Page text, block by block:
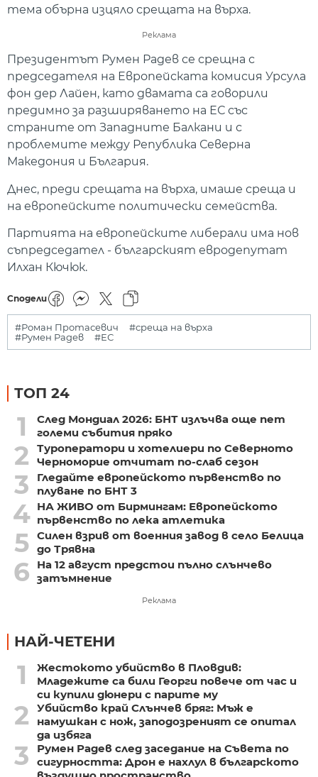
тема обърна изцяло срещата на върха.
Реклама
Президентът Румен Радев се срещна с
председателя на Европейската комисия Урсула
фон дер Лайен, като двамата са говорили
предимно за разширяването на ЕС със
страните от Западните Балкани и с
проблемите между Република Северна
Македония и България.
Днес, преди срещата на върха, имаше среща и
на европейските политически семейства.
Партията на европейските либерали има нов
съпредседател - българският евродепутат
Илхан Кючюк.
Сподели
#Роман Протасевич
#среща на върха
#Румен Радев
#ЕС
ТОП 24
1
След Мондиал 2026: БНТ излъчва още пет
големи събития пряко
2
Туроператори и хотелиери по Северното
Черноморие отчитат по-слаб сезон
3
Гледайте европейското първенство по
плуване по БНТ 3
4 НА ЖИВО от Бирмингам: Европейското
първенство по лека атлетика
5 Силен взрив от военния завод в село Белица
до Трявна
6
На 12 август предстои пълно слънчево
затъмнение
Реклама
НАЙ-ЧЕТЕНИ
1
Жестокото убийство в Пловдив:
Младежите са били Георги повече от час и
си купили дюнери с парите му
2
Убийство край Слънчев бряг: Мъж е
намушкан с нож, заподозреният се опитал
да избяга
3
Румен Радев след заседание на Съвета по
сигурността: Дрон е нахлул в българското